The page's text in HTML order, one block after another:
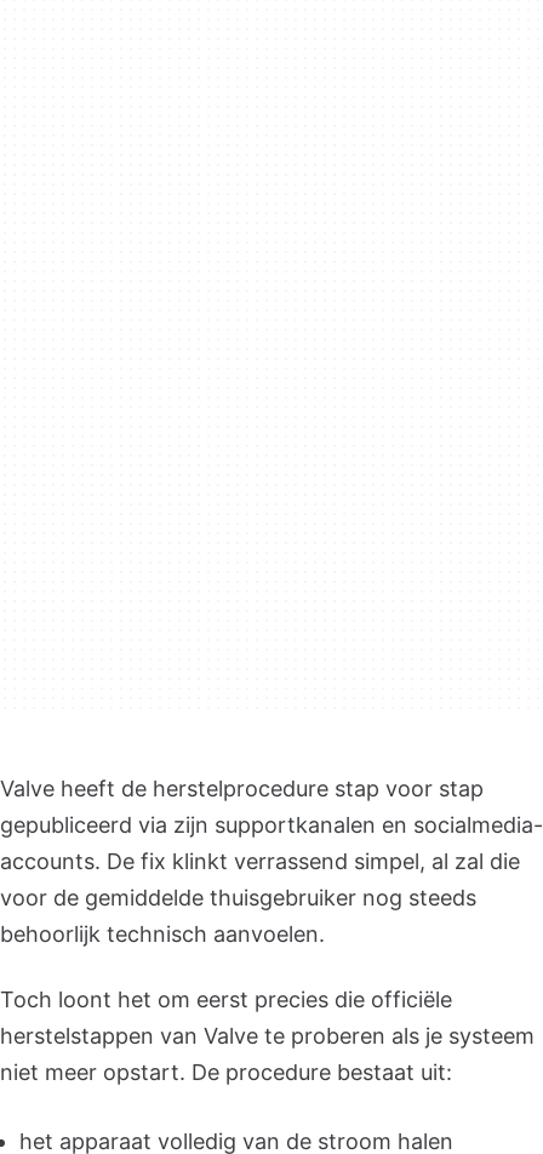
Valve heeft de herstelprocedure stap voor stap
gepubliceerd via zijn supportkanalen en socialmedia-
accounts. De fix klinkt verrassend simpel, al zal die
voor de gemiddelde thuisgebruiker nog steeds
behoorlijk technisch aanvoelen.
Toch loont het om eerst precies die officiële
herstelstappen van Valve te proberen als je systeem
niet meer opstart. De procedure bestaat uit:
het apparaat volledig van de stroom halen